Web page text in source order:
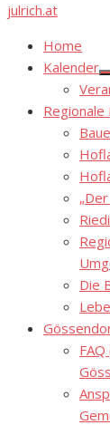
julrich.at
Home
Kalender
Die